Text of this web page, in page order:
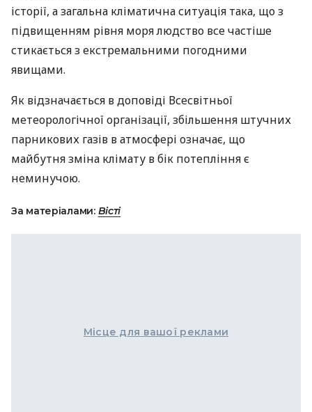
історії, а загальна кліматична ситуація така, що з
підвищенням рівня моря людство все частіше
стикається з екстремальними погодними
явищами.
Як відзначається в доповіді Всесвітньої
метеорологічної організації, збільшення штучних
парникових газів в атмосфері означає, що
майбутня зміна клімату в бік потепління є
неминучою.
За матеріалами: Вісті
Місце для вашої реклами